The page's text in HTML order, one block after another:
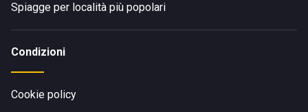
Spiagge per località più popolari
Condizioni
Cookie policy